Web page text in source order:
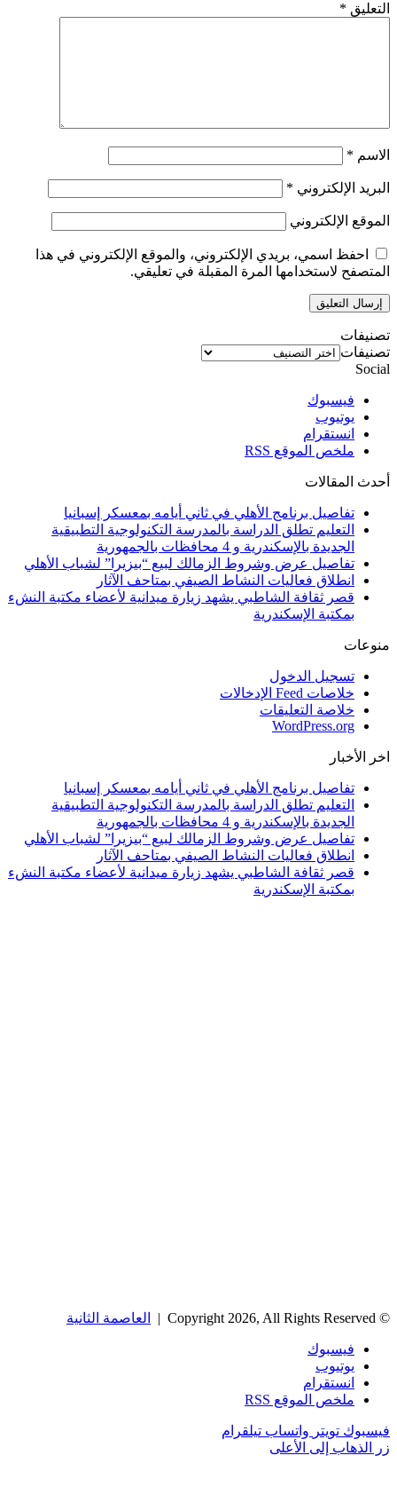
التعليق *
الاسم *
البريد الإلكتروني *
الموقع الإلكتروني
احفظ اسمي، بريدي الإلكتروني، والموقع الإلكتروني في هذا
المتصفح لاستخدامها المرة المقبلة في تعليقي.
تصنيفات
تصنيفات
Social
فيسبوك
يوتيوب
انستقرام
ملخص الموقع RSS
أحدث المقالات
تفاصيل برنامج الأهلي في ثاني أيامه بمعسكر إسبانيا
التعليم تطلق الدراسة بالمدرسة التكنولوجية التطبيقية
الجديدة بالإسكندرية و 4 محافظات بالجمهورية
تفاصيل عرض وشروط الزمالك لبيع “بيزيرا” لشباب الأهلي
انطلاق فعاليات النشاط الصيفي بمتاحف الآثار
قصر ثقافة الشاطبي يشهد زيارة ميدانية لأعضاء مكتبة النشء
بمكتبة الإسكندرية
منوعات
تسجيل الدخول
خلاصات Feed الإدخالات
خلاصة التعليقات
WordPress.org
اخر الأخبار
تفاصيل برنامج الأهلي في ثاني أيامه بمعسكر إسبانيا
التعليم تطلق الدراسة بالمدرسة التكنولوجية التطبيقية
الجديدة بالإسكندرية و 4 محافظات بالجمهورية
تفاصيل عرض وشروط الزمالك لبيع “بيزيرا” لشباب الأهلي
انطلاق فعاليات النشاط الصيفي بمتاحف الآثار
قصر ثقافة الشاطبي يشهد زيارة ميدانية لأعضاء مكتبة النشء
بمكتبة الإسكندرية
© Copyright 2026, All Rights Reserved | العاصمة الثانية
فيسبوك
يوتيوب
انستقرام
ملخص الموقع RSS
فيسبوك تويتر واتساب تيلقرام
زر الذهاب إلى الأعلى